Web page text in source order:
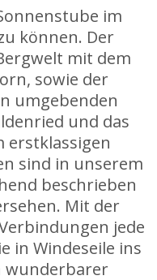
im
können. Der
mit dem
sowie der
umgebenden
und das
erstklassigen
sind in unserem
beschrieben
Mit der
jede
in Windeseile ins
wunderbarer